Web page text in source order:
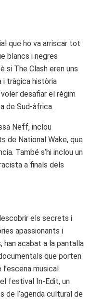
que ho va arriscar tot
blancs i negres
si The Clash eren uns
i tràgica història
desafiar el règim
de Sud-àfrica.
Neff, inclou
de National Wake, que
També s’hi inclou un
a finals dels
els secrets i
apassionants i
han acabat a la pantalla
que porten
musical
festival In-Edit, un
l’agenda cultural de